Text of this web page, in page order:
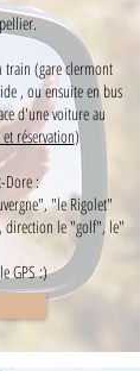
train (gare clermont
, ou ensuite en bus
d'une voiture au
réservation)
Dore :
"le Rigolet"
direction le "golf", le"
GPS :)